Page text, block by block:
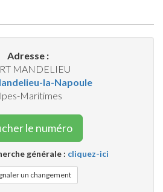
Adresse :
MANDELIEU
la-Napoule
Maritimes
le numéro
générale : cliquez-ici
un changement